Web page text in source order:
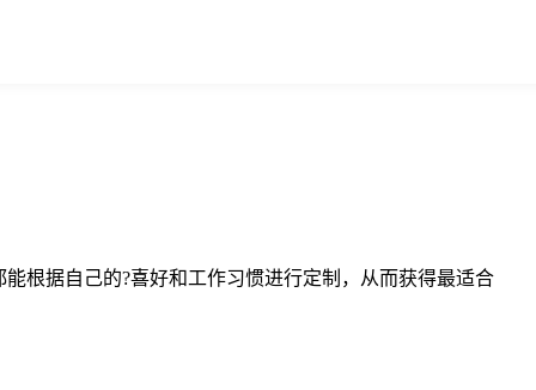
根据自己的?喜好和工作习惯进行定制，从而获得最适合